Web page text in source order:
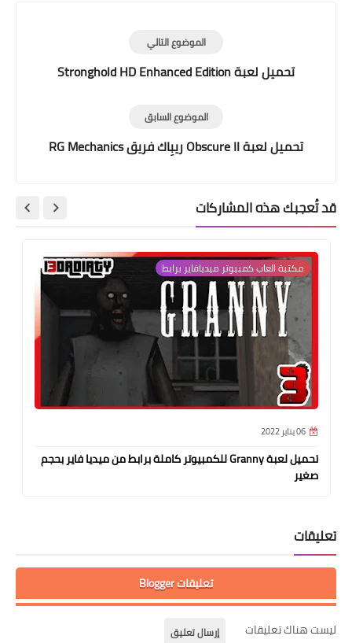
الموضوع التالي
تحميل لعبة Stronghold HD Enhanced Edition
الموضوع السابق
تحميل لعبة Obscure II ريبِاك فريق RG Mechanics
قد تُعجبك هذه المشاركات
مكتبة العاب كمبيوتر ميديافاير برابط
06 يناير 2022
تحميل لعبة Granny للكمبيوتر كاملة برابط من ميديا فاير بحجم
صغير
تعليقات
تعليقات Blogger
ليست هناك تعليقات إرسال تعليق